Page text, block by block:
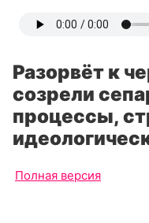
Разорвёт к
созрели
процессы,
Полная версия